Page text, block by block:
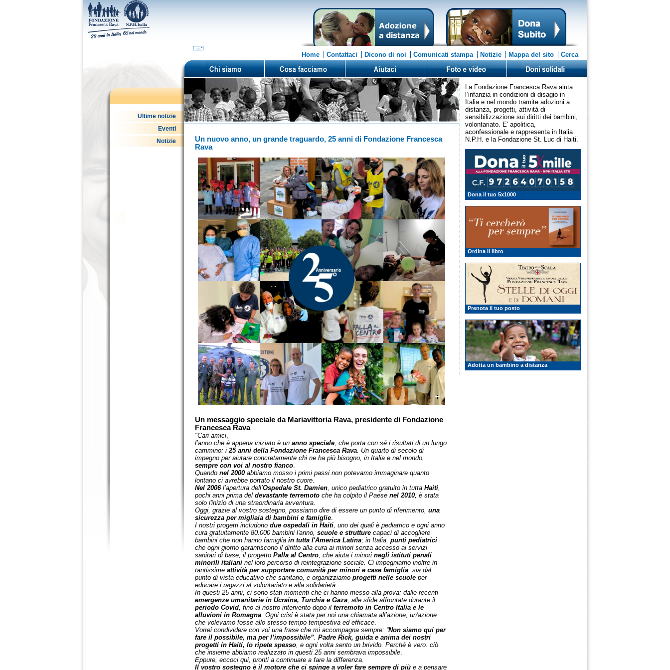
Home Contattaci Dicono di noi Comunicati stampa Notizie Mappa del sito Cerca
Ultime notizie
Eventi
Notizie
Un nuovo anno, un grande traguardo, 25 anni di Fondazione Francesca
Rava
Un messaggio speciale da Mariavittoria Rava, presidente di Fondazione
Francesca Rava
"Cari amici,
l’anno che è appena iniziato è un anno speciale, che porta con sé i risultati di un lungo
cammino: i25 anni della Fondazione Francesca Rava. Un quarto di secolo di
impegno per aiutare concretamente chi ne ha più bisogno, in Italia e nel mondo,
sempre con voi al nostro fianco.
Quando nel 2000 abbiamo mosso i primi passi non potevamo immaginare quanto
lontano ci avrebbe portato il nostro cuore.
Nel 2006l’apertura dell’Ospedale St. Damien, unico pediatrico gratuito in tutta Haiti,
pochi anni prima del devastante terremoto che ha colpito il Paese nel 2010, è stata
solo l'inizio di una straordinaria avventura.
Oggi, grazie al vostro sostegno, possiamo dire di essere un punto di riferimento, una
sicurezza per migliaia di bambini e famiglie.
I nostri progetti includono due ospedali in Haiti, uno dei quali è pediatrico e ogni anno
cura gratuitamente 80.000 bambini l'anno, scuole e strutture capaci di accogliere
bambini che non hanno famiglia in tutta l'America Latina; in Italia, punti pediatrici
che ogni giorno garantiscono il diritto alla cura ai minori senza accesso ai servizi
sanitari di base; il progetto Palla al Centro, che aiuta i minori negli istituti penali
minorili italiani nel loro percorso di reintegrazione sociale. Ci impegniamo inoltre in
tantissime attività per supportare comunità per minori e case famiglia, sia dal
punto di vista educativo che sanitario, e organizziamo progetti nelle scuole per
educare i ragazzi al volontariato e alla solidarietà.
In questi 25 anni, ci sono stati momenti che ci hanno messo alla prova: dalle recenti
emergenze umanitarie in Ucraina, Turchia e Gaza, alle sfide affrontate durante il
periodo Covid, fino al nostro intervento dopo il terremoto in Centro Italia e le
alluvioni in Romagna. Ogni crisi è stata per noi una chiamata all’azione, un'azione
che volevamo fosse allo stesso tempo tempestiva ed efficace.
Vorrei condividere con voi una frase che mi accompagna sempre: “Non siamo qui per
fare il possibile, ma per l’impossibile”. Padre Rick, guida e anima dei nostri
progetti in Haiti, lo ripete spesso, e ogni volta sento un brivido. Perché è vero: ciò
che insieme abbiamo realizzato in questi 25 anni sembrava impossibile.
Eppure, eccoci qui, pronti a continuare a fare la differenza.
Il vostro sostegno è il motore che ci spinge a voler fare sempre di più e a pensare
La Fondazione Francesca Rava aiuta
l’infanzia in condizioni di disagio in
Italia e nel mondo tramite adozioni a
distanza, progetti, attività di
sensibilizzazione sui diritti dei bambini,
volontariato. E' apolitica,
aconfessionale e rappresenta in Italia
N.P.H. e la Fondazione St. Luc di Haiti.
Dona il tuo 5x1000
Ordina il libro
Prenota il tuo posto
Adotta un bambino a distanza